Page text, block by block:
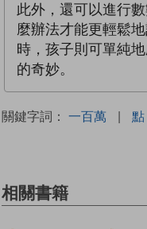
此外，還可以進行
麼辦法才能更輕鬆
時，孩子則可單純
的奇妙。
關鍵字詞： 一百萬 | 點
相關書籍